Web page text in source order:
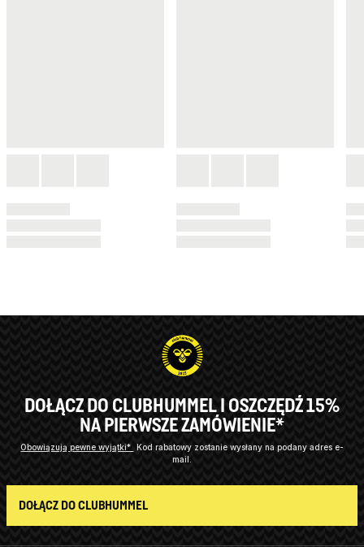
DOŁĄCZ DO CLUBHUMMEL I OSZCZĘDŹ 15%
NA PIERWSZE ZAMÓWIENIE*
Obowiązują pewne wyjątki* Kod rabatowy zostanie wysłany na podany adres e-
mail.
DOŁĄCZ DO CLUBHUMMEL